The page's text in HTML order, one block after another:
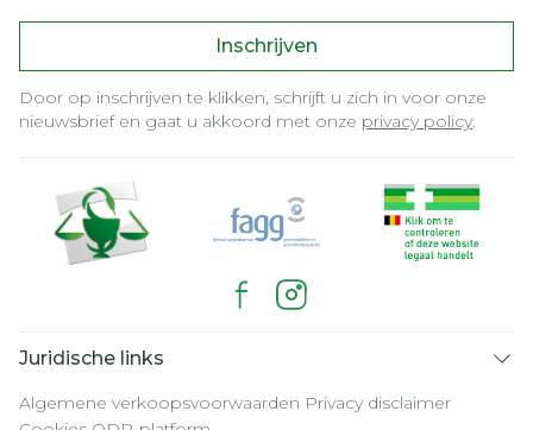
Inschrijven
Door op inschrijven te klikken, schrijft u zich in voor onze
nieuwsbrief en gaat u akkoord met onze privacy policy.
Juridische links
Algemene verkoopsvoorwaarden Privacy disclaimer